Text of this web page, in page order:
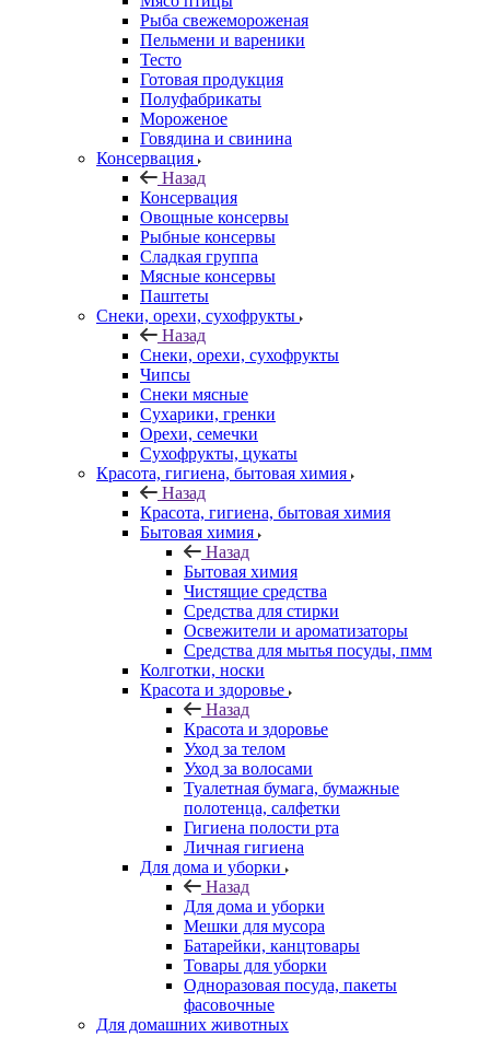
Рыба свежемороженая
Пельмени и вареники
Тесто
Готовая продукция
Полуфабрикаты
Мороженое
Говядина и свинина
Консервация
Назад
Консервация
Овощные консервы
Рыбные консервы
Сладкая группа
Мясные консервы
Паштеты
Снеки, орехи, сухофрукты
Назад
Снеки, орехи, сухофрукты
Чипсы
Снеки мясные
Сухарики, гренки
Орехи, семечки
Сухофрукты, цукаты
Красота, гигиена, бытовая химия
Назад
Красота, гигиена, бытовая химия
Бытовая химия
Назад
Бытовая химия
Чистящие средства
Средства для стирки
Освежители и ароматизаторы
Средства для мытья посуды, пмм
Колготки, носки
Красота и здоровье
Назад
Красота и здоровье
Уход за телом
Уход за волосами
Туалетная бумага, бумажные
полотенца, салфетки
Гигиена полости рта
Личная гигиена
Для дома и уборки
Назад
Для дома и уборки
Мешки для мусора
Батарейки, канцтовары
Товары для уборки
Одноразовая посуда, пакеты
фасовочные
Для домашних животных